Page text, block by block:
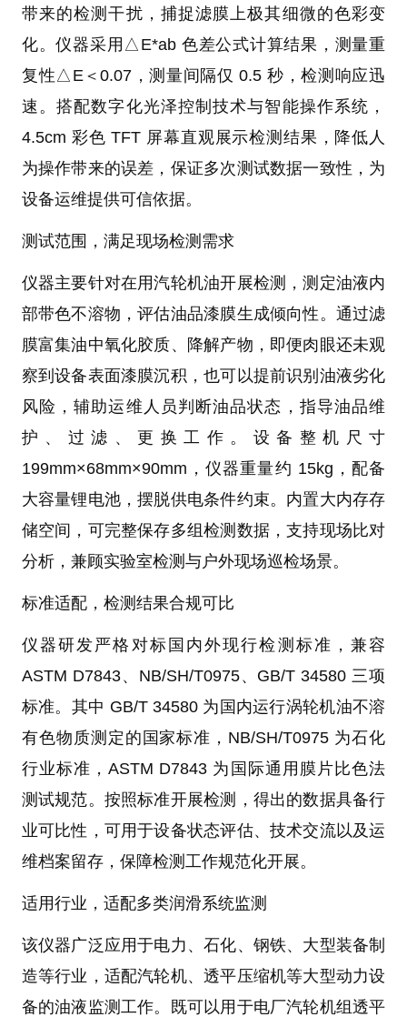
带来的检测干扰，捕捉滤膜上极其细微的色彩变
化。仪器采用△E*ab 色差公式计算结果，测量重
复性△E＜0.07，测量间隔仅 0.5 秒，检测响应迅
速。搭配数字化光泽控制技术与智能操作系统，
4.5cm 彩色 TFT 屏幕直观展示检测结果，降低人
为操作带来的误差，保证多次测试数据一致性，为
设备运维提供可信依据。
测试范围，满足现场检测需求
仪器主要针对在用汽轮机油开展检测，测定油液内
部带色不溶物，评估油品漆膜生成倾向性。通过滤
膜富集油中氧化胶质、降解产物，即便肉眼还未观
察到设备表面漆膜沉积，也可以提前识别油液劣化
风险，辅助运维人员判断油品状态，指导油品维
护、过滤、更换工作。设备整机尺寸
199mm×68mm×90mm，仪器重量约 15kg，配备
大容量锂电池，摆脱供电条件约束。内置大内存存
储空间，可完整保存多组检测数据，支持现场比对
分析，兼顾实验室检测与户外现场巡检场景。
标准适配，检测结果合规可比
仪器研发严格对标国内外现行检测标准，兼容
ASTM D7843、NB/SH/T0975、GB/T 34580 三项
标准。其中 GB/T 34580 为国内运行涡轮机油不溶
有色物质测定的国家标准，NB/SH/T0975 为石化
行业标准，ASTM D7843 为国际通用膜片比色法
测试规范。按照标准开展检测，得出的数据具备行
业可比性，可用于设备状态评估、技术交流以及运
维档案留存，保障检测工作规范化开展。
适用行业，适配多类润滑系统监测
该仪器广泛应用于电力、石化、钢铁、大型装备制
造等行业，适配汽轮机、透平压缩机等大型动力设
备的油液监测工作。既可以用于电厂汽轮机组透平